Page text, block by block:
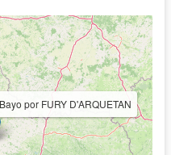
por FURY D'ARQUETAN